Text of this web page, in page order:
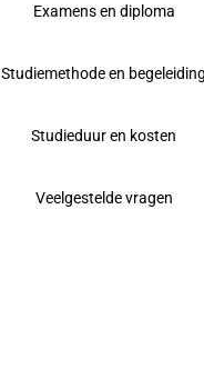
Examens en diploma
Studiemethode en
Studieduur en kosten
Veelgestelde vragen